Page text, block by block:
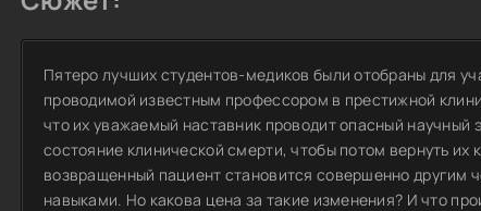
Пятеро лучших студентов-медиков были отобраны для
проводимой известным профессором в престижной
что их уважаемый наставник проводит опасный научный
состояние клинической смерти, чтобы потом вернуть
возвращенный пациент становится совершенно другим
навыками. Но какова цена за такие изменения? И что